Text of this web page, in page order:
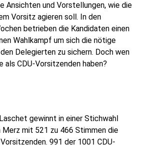
Ansichten und Vorstellungen, wie die
Vorsitz agieren soll. In den
betrieben die Kandidaten einen
Wahlkampf um sich die nötige
Delegierten zu sichern. Doch wen
als CDU-Vorsitzenden haben?
gewinnt in einer Stichwahl
Merz mit 521 zu 466 Stimmen die
991 der 1001 CDU-